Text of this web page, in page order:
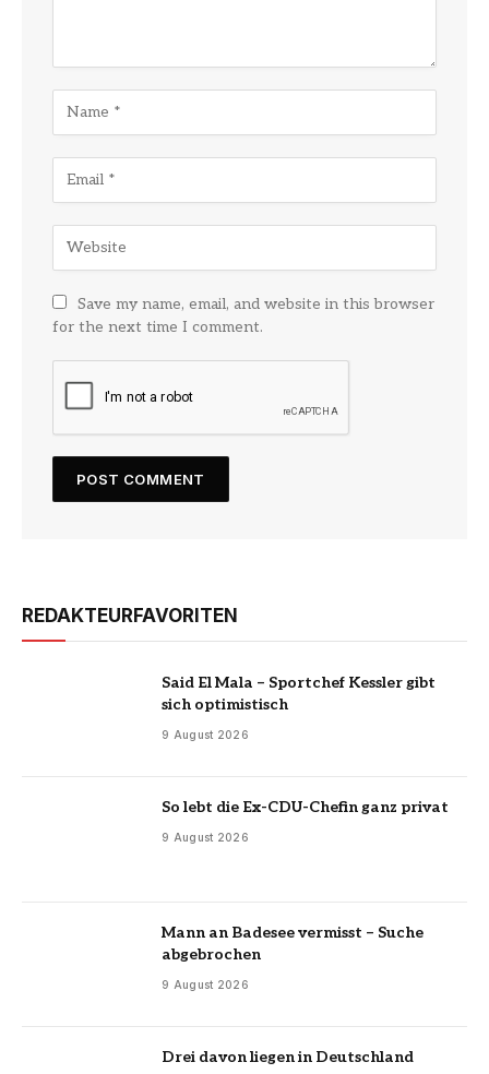
Save my name, email, and website in this browser
for the next time I comment.
REDAKTEURFAVORITEN
Said El Mala – Sportchef Kessler gibt
sich optimistisch
9 August 2026
So lebt die Ex-CDU-Chefin ganz privat
9 August 2026
Mann an Badesee vermisst – Suche
abgebrochen
9 August 2026
Drei davon liegen in Deutschland